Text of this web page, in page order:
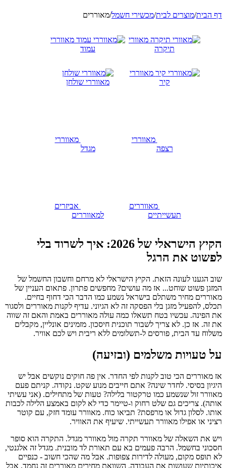
דף הבית/מוצרים לבית/מכשירי חשמל/מאוררים
מאוורי
תיקרה
מאווררי
עמוד
מאווררי
קיר
מאווררי שולחן
מאווררי
רצפה
מאווררי
מגדל
מאווררים
תעשייתיים
אביזרים
למאווררים
הקיץ הישראלי של 2026: איך לשרוד בלי
לפשוט את הרגל
שוב הגענו לעונה הזאת. הקיץ הישראלי לא מרחם וחשבון החשמל של
המזגן פשוט שוחט... אז מה עושים? מחפשים פתרון. פתאום העניין של
מאוררים מחיר משתלם בישראל נשמע כמו הדבר הכי דחוף בחיים.
תכלס, להפעיל מזגן בלי הפסקה זה לא הגיוני. עדיף לקנות מאוררים ולסגור
את הפינה. עכשיו בטח תשאלו כמה עולה מאוררים באמת והאם זה שווה
את זה. אז כן. לא צריך לשבור תוכנית חיסכון. מזמינים אונליין, מקבלים
משלוח עד הבית, פורסים ל-תשלומים ללא ריבית ויש לכם אוויר.
על טעויות משלמים (ובזיעה)
אז מאוררים הכי טוב לקנות לפי החדר. אין פה חוקים נוקשים אבל יש
היגיון בסיסי. לחדר שינה? אתם חייבים מנוע שקט. נקודה. קניתם פעם
מאוורר זול שנשמע כמו טרקטור בלילה? טעות של מתחילים. (אני עשיתי
אותה). צריכים גם שלט רחוק ו-טיימר כדי לא לקום באמצע הלילה לכבות
אותו. לסלון גדול או מרפסת? תביאו כוח. מאוורר עומד חזק, עם קוטר
רציני או אפילו מאוורר תעשייתי. שיעיף את האוויר.
ויש את השאלה של מאוורר תקרה מול מאוורר מגדל. התקרה הוא סופר
חסכוני בחשמל. הרבה פעמים בא עם תאורת לד מובנית. מגדל זה אלגנטי,
לא תופס מקום, מעולה לדירות צפופות. אבל מה שהכי חשוב - כנפיים
איכותיות שעושות את העבודה. השוואת מחירים מאוררים זה נחמד, אבל